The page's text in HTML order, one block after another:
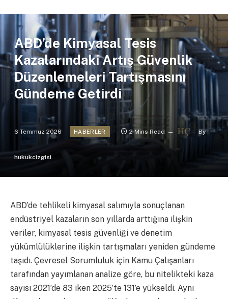
ABD’de Kimyasal Tesis
Kazalarındaki Artış Güvenlik
Düzenlemeleri Tartışmasını
Gündeme Getirdi
6 Temmuz 2026 HABERLER 2 Mins Read By
hukukcizgisi
ABD’de tehlikeli kimyasal salımıyla sonuçlanan
endüstriyel kazaların son yıllarda arttığına ilişkin
veriler, kimyasal tesis güvenliği ve denetim
yükümlülüklerine ilişkin tartışmaları yeniden gündeme
taşıdı. Çevresel Sorumluluk için Kamu Çalışanları
tarafından yayımlanan analize göre, bu nitelikteki kaza
sayısı 2021’de 83 iken 2025’te 131’e yükseldi. Aynı